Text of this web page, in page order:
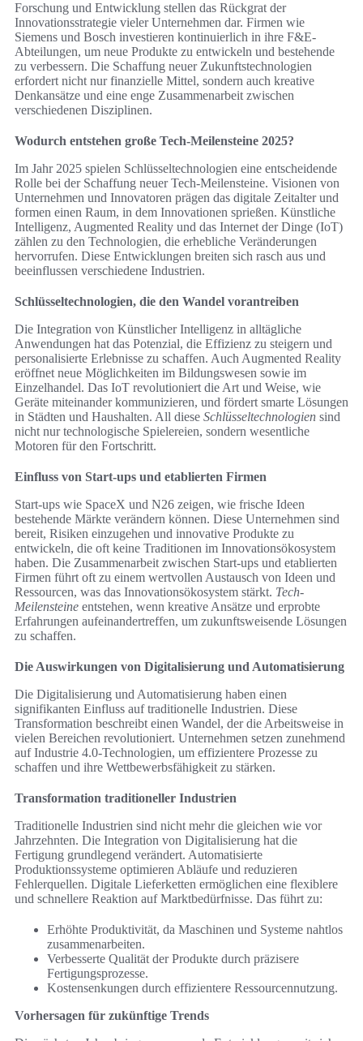
Forschung und Entwicklung stellen das Rückgrat der
Innovationsstrategie vieler Unternehmen dar. Firmen wie
Siemens und Bosch investieren kontinuierlich in ihre F&E-
Abteilungen, um neue Produkte zu entwickeln und bestehende
zu verbessern. Die Schaffung neuer Zukunftstechnologien
erfordert nicht nur finanzielle Mittel, sondern auch kreative
Denkansätze und eine enge Zusammenarbeit zwischen
verschiedenen Disziplinen.
Wodurch entstehen große Tech-Meilensteine 2025?
Im Jahr 2025 spielen Schlüsseltechnologien eine entscheidende
Rolle bei der Schaffung neuer Tech-Meilensteine. Visionen von
Unternehmen und Innovatoren prägen das digitale Zeitalter und
formen einen Raum, in dem Innovationen sprießen. Künstliche
Intelligenz, Augmented Reality und das Internet der Dinge (IoT)
zählen zu den Technologien, die erhebliche Veränderungen
hervorrufen. Diese Entwicklungen breiten sich rasch aus und
beeinflussen verschiedene Industrien.
Schlüsseltechnologien, die den Wandel vorantreiben
Die Integration von Künstlicher Intelligenz in alltägliche
Anwendungen hat das Potenzial, die Effizienz zu steigern und
personalisierte Erlebnisse zu schaffen. Auch Augmented Reality
eröffnet neue Möglichkeiten im Bildungswesen sowie im
Einzelhandel. Das IoT revolutioniert die Art und Weise, wie
Geräte miteinander kommunizieren, und fördert smarte Lösungen
in Städten und Haushalten. All diese Schlüsseltechnologien sind
nicht nur technologische Spielereien, sondern wesentliche
Motoren für den Fortschritt.
Einfluss von Start-ups und etablierten Firmen
Start-ups wie SpaceX und N26 zeigen, wie frische Ideen
bestehende Märkte verändern können. Diese Unternehmen sind
bereit, Risiken einzugehen und innovative Produkte zu
entwickeln, die oft keine Traditionen im Innovationsökosystem
haben. Die Zusammenarbeit zwischen Start-ups und etablierten
Firmen führt oft zu einem wertvollen Austausch von Ideen und
Ressourcen, was das Innovationsökosystem stärkt. Tech-
Meilensteine entstehen, wenn kreative Ansätze und erprobte
Erfahrungen aufeinandertreffen, um zukunftsweisende Lösungen
zu schaffen.
Die Auswirkungen von Digitalisierung und Automatisierung
Die Digitalisierung und Automatisierung haben einen
signifikanten Einfluss auf traditionelle Industrien. Diese
Transformation beschreibt einen Wandel, der die Arbeitsweise in
vielen Bereichen revolutioniert. Unternehmen setzen zunehmend
auf Industrie 4.0-Technologien, um effizientere Prozesse zu
schaffen und ihre Wettbewerbsfähigkeit zu stärken.
Transformation traditioneller Industrien
Traditionelle Industrien sind nicht mehr die gleichen wie vor
Jahrzehnten. Die Integration von Digitalisierung hat die
Fertigung grundlegend verändert. Automatisierte
Produktionssysteme optimieren Abläufe und reduzieren
Fehlerquellen. Digitale Lieferketten ermöglichen eine flexiblere
und schnellere Reaktion auf Marktbedürfnisse. Das führt zu:
Erhöhte Produktivität, da Maschinen und Systeme nahtlos
zusammenarbeiten.
Verbesserte Qualität der Produkte durch präzisere
Fertigungsprozesse.
Kostensenkungen durch effizientere Ressourcennutzung.
Vorhersagen für zukünftige Trends